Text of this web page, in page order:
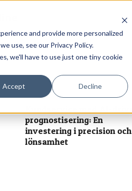
and provide more personalized
use, see our Privacy Policy.
we'll have to use just one tiny cookie
Accept Decline
prognostisering: En
investering i precision och
lönsamhet